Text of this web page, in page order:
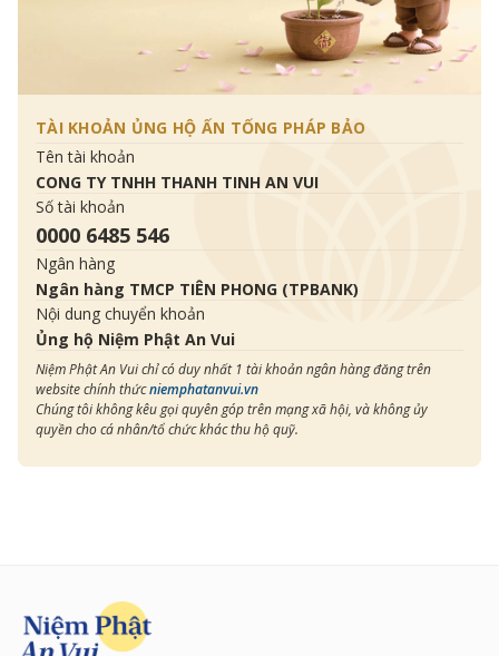
TÀI KHOẢN ỦNG HỘ ẤN TỐNG PHÁP BẢO
Tên tài khoản
CONG TY TNHH THANH TINH AN VUI
Số tài khoản
0000 6485 546
Ngân hàng
Ngân hàng TMCP TIÊN PHONG (TPBANK)
Nội dung chuyển khoản
Ủng hộ Niệm Phật An Vui
Niệm Phật An Vui chỉ có duy nhất 1 tài khoản ngân hàng đăng trên
website chính thứcniemphatanvui.vn
Chúng tôi không kêu gọi quyên góp trên mạng xã hội, và không ủy
quyền cho cá nhân/tổ chức khác thu hộ quỹ.